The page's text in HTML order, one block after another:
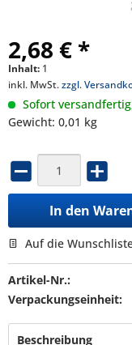
2,68 € *
Inhalt: 1
inkl. MwSt.zzgl.
Sofort
Gewicht: 0,01 kg
In den
Auf die
Artikel-Nr.:
Verpackungseinheit:
Beschreibung